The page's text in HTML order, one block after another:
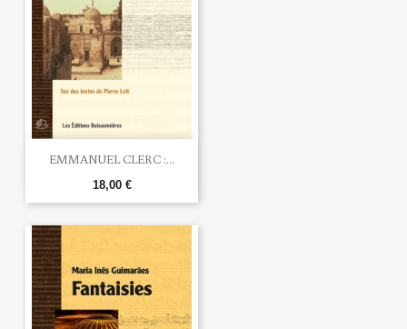
EMMANUEL CLERC :...
18,00 €